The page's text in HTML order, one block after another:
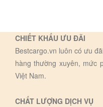
CHIẾT KHẤU ƯU ĐÃI
Bestcargo.vn luôn có ưu
hàng thường xuyên, mức
Việt Nam.
CHẤT LƯỢNG DỊCH VỤ